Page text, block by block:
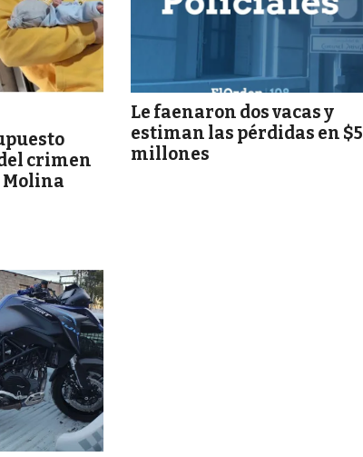
crimen
Le faenaron dos vacas y
estiman las pérdidas en $5
millones